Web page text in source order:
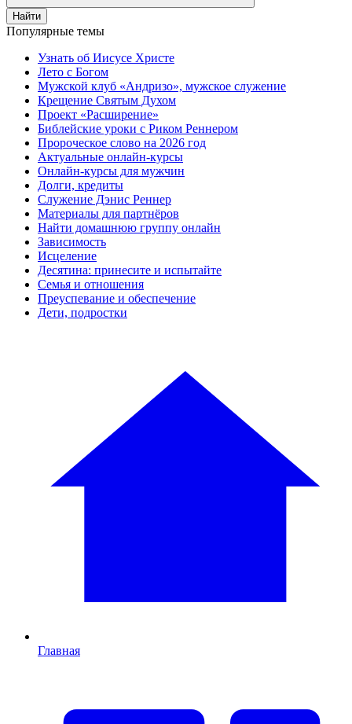
Найти
Популярные темы
Узнать об Иисусе Христе
Лето с Богом
Мужской клуб «Андризо», мужское служение
Крещение Святым Духом
Проект «Расширение»
Библейские уроки с Риком Реннером
Пророческое слово на 2026 год
Актуальные онлайн-курсы
Онлайн-курсы для мужчин
Долги, кредиты
Служение Дэнис Реннер
Материалы для партнёров
Найти домашнюю группу онлайн
Зависимость
Исцеление
Десятина: принесите и испытайте
Семья и отношения
Преуспевание и обеспечение
Дети, подростки
Главная